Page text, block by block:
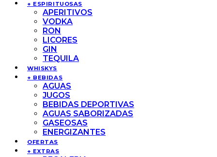
+ ESPIRITUOSAS
APERITIVOS
VODKA
RON
LICORES
GIN
TEQUILA
WHISKYS
+ BEBIDAS
AGUAS
JUGOS
BEBIDAS DEPORTIVAS
AGUAS SABORIZADAS
GASEOSAS
ENERGIZANTES
OFERTAS
+ EXTRAS